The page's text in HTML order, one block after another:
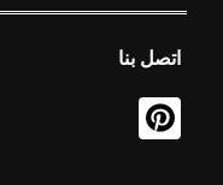
اتصل بنا